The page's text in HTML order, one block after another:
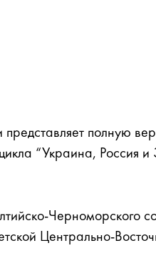
полную
“Украина, Россия и
Черноморского
Центрально-